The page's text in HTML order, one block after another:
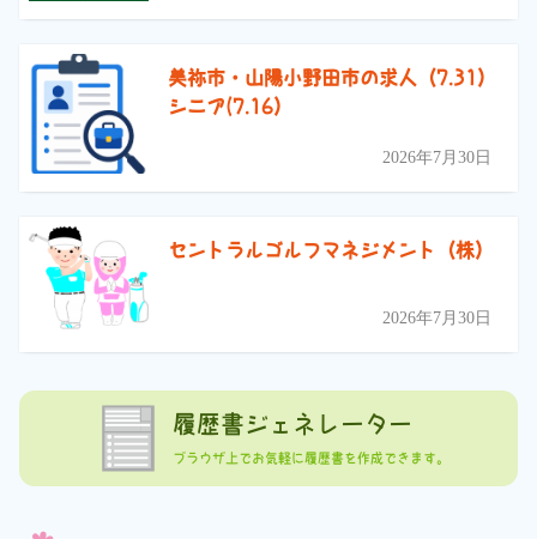
美祢市・山陽小野田市の求人（7.31）
シニア(7.16）
2026年7月30日
セントラルゴルフマネジメント（株）
2026年7月30日
履歴書ジェネレーター
ブラウザ上でお気軽に履歴書を作成できます。